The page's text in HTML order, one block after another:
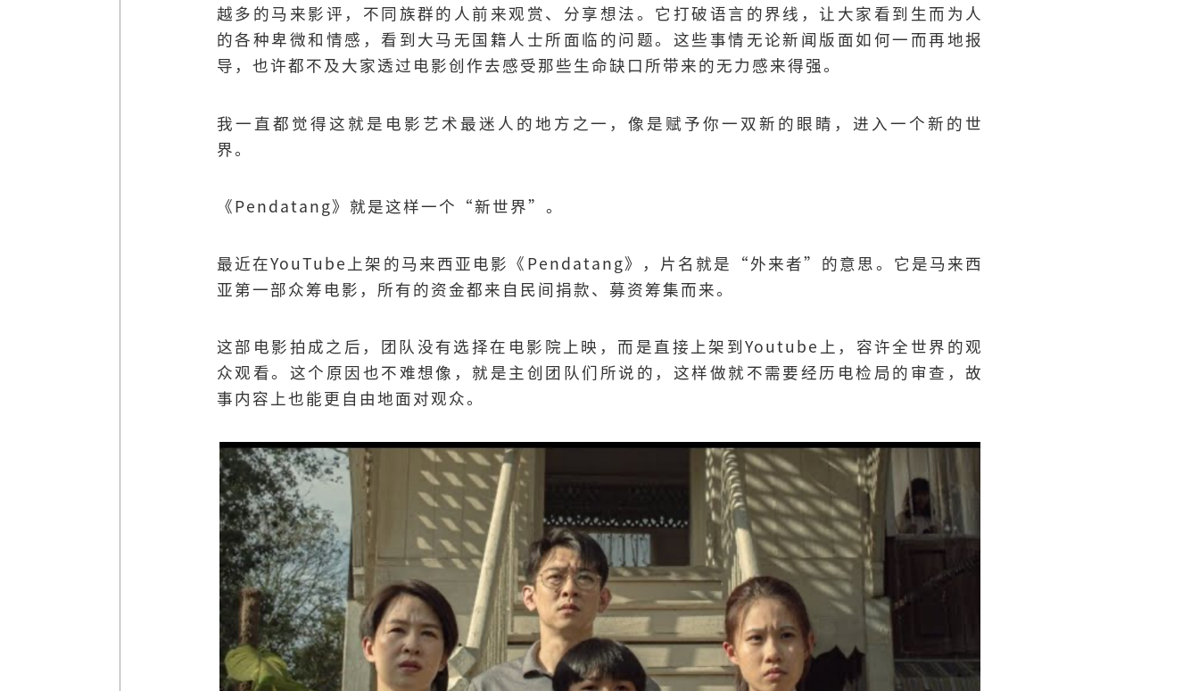
越多的马来影评，不同族群的人前来观赏、分享想法。它打破语言的界线，让大家看到生而为人
的各种卑微和情感，看到大马无国籍人士所面临的问题。这些事情无论新闻版面如何一而再地报
导，也许都不及大家透过电影创作去感受那些生命缺口所带来的无力感来得强。
我一直都觉得这就是电影艺术最迷人的地方之一，像是赋予你一双新的眼睛，进入一个新的世
界。
《Pendatang》就是这样一个“新世界”。
最近在YouTube上架的马来西亚电影《Pendatang》，片名就是“外来者”的意思。它是马来西
亚第一部众筹电影，所有的资金都来自民间捐款、募资筹集而来。
这部电影拍成之后，团队没有选择在电影院上映，而是直接上架到Youtube上，容许全世界的观
众观看。这个原因也不难想像，就是主创团队们所说的，这样做就不需要经历电检局的审查，故
事内容上也能更自由地面对观众。